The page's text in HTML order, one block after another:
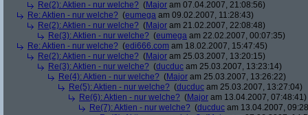
Re(2): Aktien - nur welche? (Major am 07.04.2007, 21:08:56)
Re: Aktien - nur welche? (eumega am 09.02.2007, 11:28:43)
Re(2): Aktien - nur welche? (Major am 21.02.2007, 22:08:48)
Re(3): Aktien - nur welche? (eumega am 22.02.2007, 00:07:35)
Re: Aktien - nur welche? (edi666.com am 18.02.2007, 15:47:45)
Re(2): Aktien - nur welche? (Major am 25.03.2007, 13:20:15)
Re(3): Aktien - nur welche? (ducduc am 25.03.2007, 13:23:14)
Re(4): Aktien - nur welche? (Major am 25.03.2007, 13:26:22)
Re(5): Aktien - nur welche? (ducduc am 25.03.2007, 13:27:04)
Re(6): Aktien - nur welche? (Major am 13.04.2007, 07:48:41)
Re(7): Aktien - nur welche? (ducduc am 13.04.2007,